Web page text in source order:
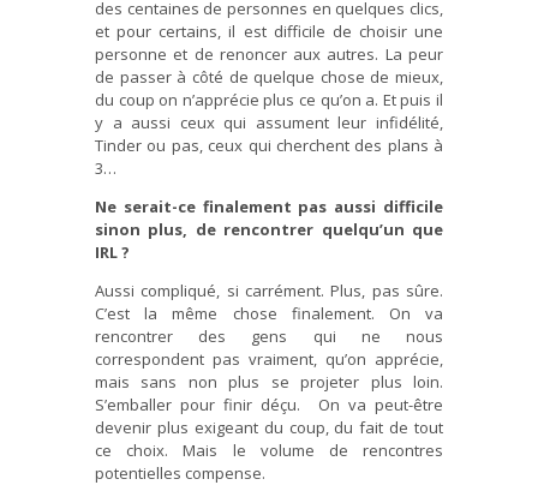
des centaines de personnes en quelques clics,
et pour certains, il est difficile de choisir une
personne et de renoncer aux autres. La peur
de passer à côté de quelque chose de mieux,
du coup on n’apprécie plus ce qu’on a. Et puis il
y a aussi ceux qui assument leur infidélité,
Tinder ou pas, ceux qui cherchent des plans à
3…
Ne serait-ce finalement pas aussi difficile
sinon plus, de rencontrer quelqu’un que
IRL ?
Aussi compliqué, si carrément. Plus, pas sûre.
C’est la même chose finalement. On va
rencontrer des gens qui ne nous
correspondent pas vraiment, qu’on apprécie,
mais sans non plus se projeter plus loin.
S’emballer pour finir déçu. On va peut-être
devenir plus exigeant du coup, du fait de tout
ce choix. Mais le volume de rencontres
potentielles compense.